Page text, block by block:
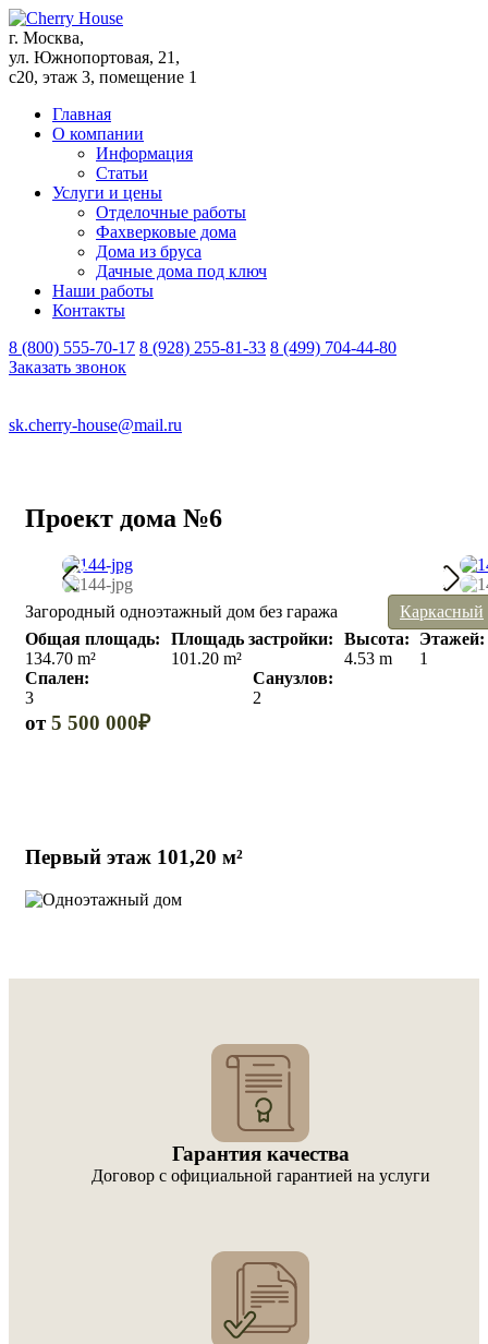
г. Москва,
ул. Южнопортовая, 21,
с20, этаж 3, помещение 1
Главная
О компании
Информация
Статьи
Услуги и цены
Отделочные работы
Фахверковые дома
Дома из бруса
Дачные дома под ключ
Наши работы
Контакты
8 (800) 555-70-17 8 (928) 255-81-33 8 (499) 704-44-80
Заказать звонок
sk.cherry-house@mail.ru
Проект дома №6
Загородный одноэтажный дом без гаража
Каркасный
Общая площадь:
134.70 m²
Площадь застройки:
101.20 m²
Высота:
4.53 m
Этажей:
1
Спален:
3
Санузлов:
2
от5 500 000₽
Первый этаж 101,20 м²
Гарантия качества
Договор с официальной гарантией на услуги